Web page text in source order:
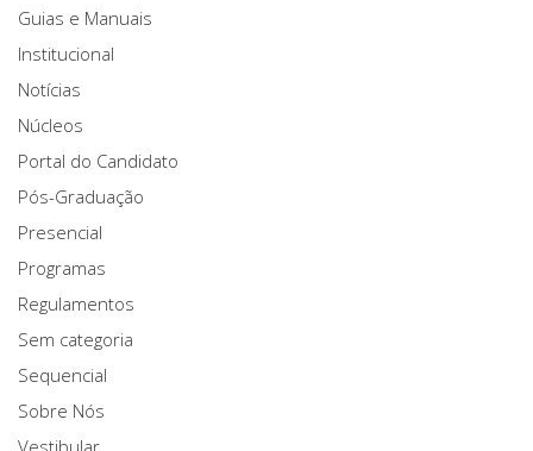
Guias e Manuais
Institucional
Notícias
Núcleos
Portal do Candidato
Pós-Graduação
Presencial
Programas
Regulamentos
Sem categoria
Sequencial
Sobre Nós